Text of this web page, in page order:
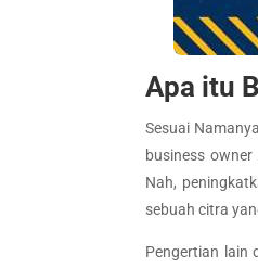
Apa itu
Sesuai
business
Nah,
sebuah citra
Pengertian lain